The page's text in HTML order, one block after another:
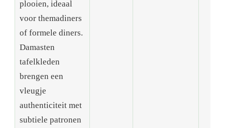
plooien, ideaal
voor themadiners
of formele diners.
Damasten
tafelkleden
brengen een
vleugje
authenticiteit met
subtiele patronen